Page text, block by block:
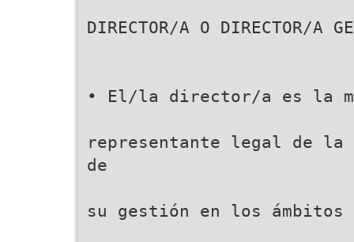
DIRECTOR/A O DIRECTOR/A
• El/la director/a es la
representante legal de la
de
su gestión en los